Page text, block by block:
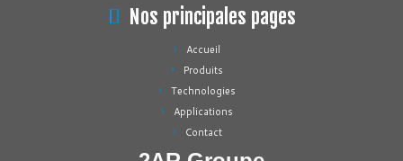
Nos principales pages
Accueil
Produits
Technologies
Applications
Contact